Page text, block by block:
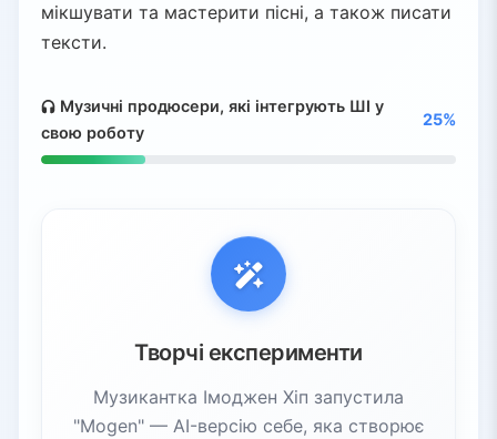
мікшувати та мастерити пісні, а також писати
тексти.
Музичні продюсери, які інтегрують ШІ у
свою роботу
25%
Творчі експерименти
Музикантка Імоджен Хіп запустила
"Mogen" — AI-версію себе, яка створює